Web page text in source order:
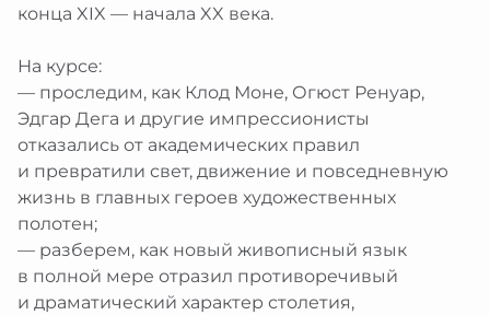
конца XIX — начала XX века.
На курсе:
— проследим, как Клод Моне, Огюст Ренуар,
Эдгар Дега и другие импрессионисты
отказались от академических правил
и превратили свет, движение и повседневную
жизнь в главных героев художественных
полотен;
— разберем, как новый живописный язык
в полной мере отразил противоречивый
и драматический характер столетия,